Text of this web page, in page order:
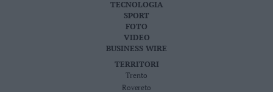
TECNOLOGIA
SPORT
FOTO
VIDEO
BUSINESS WIRE
TERRITORI
Trento
Rovereto